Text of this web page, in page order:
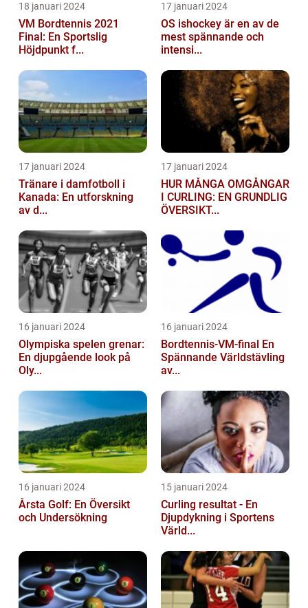
18 januari 2024
VM Bordtennis 2021
Final: En Sportslig
Höjdpunkt f...
17 januari 2024
OS ishockey är en av de
mest spännande och
intensi...
17 januari 2024
Tränare i damfotboll i
Kanada: En utforskning
av d...
17 januari 2024
HUR MÅNGA OMGÅNGAR
I CURLING: EN GRUNDLIG
ÖVERSIKT...
16 januari 2024
Olympiska spelen grenar:
En djupgående look på
Oly...
16 januari 2024
Bordtennis-VM-final En
Spännande Världstävling
av...
16 januari 2024
Årsta Golf: En Översikt
och Undersökning
15 januari 2024
Curling resultat - En
Djupdykning i Sportens
Värld...